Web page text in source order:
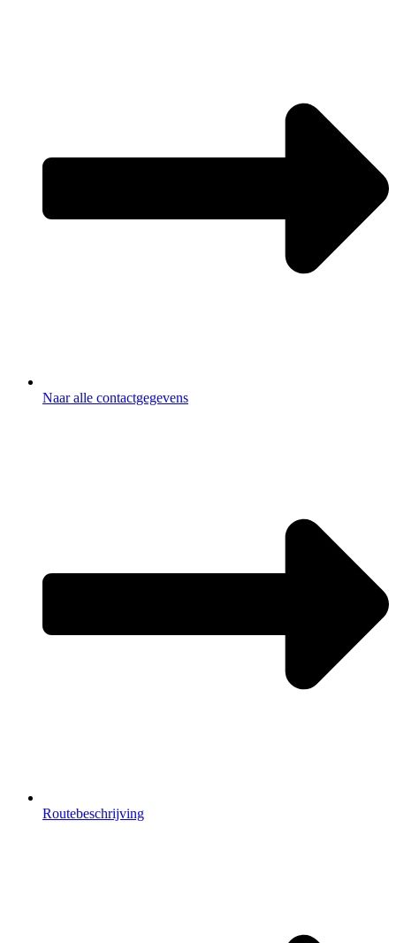
Naar alle contactgegevens
Routebeschrijving